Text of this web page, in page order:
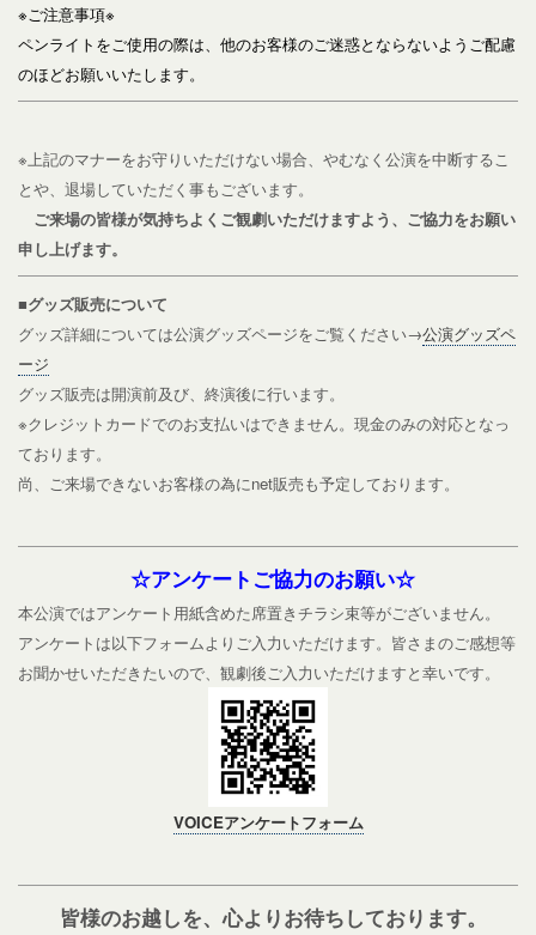
※ ご注意事項※
ペンライトをご使用の際は、他のお客様のご迷惑とならないようご配慮
のほどお願いいたします。
※上記のマナーをお守りいただけない場合、やむなく公演を中断するこ
とや、退場していただく事もございます。
ご来場の皆様が気持ちよくご観劇いただけますよう、ご協力をお願い
申し上げます。
■グッズ販売について
グッズ詳細については公演グッズページをご覧ください→公演グッズペ
ージ
グッズ販売は開演前及び、終演後に行います。
※クレジットカードでのお支払いはできません。現金のみの対応となっ
ております。
尚、ご来場できないお客様の為にnet販売も予定しております。
☆アンケートご協力のお願い☆
本公演ではアンケート用紙含めた席置きチラシ束等がございません。
アンケートは以下フォームよりご入力いただけます。皆さまのご感想等
お聞かせいただきたいので、観劇後ご入力いただけますと幸いです。
VOICEアンケートフォーム
皆様のお越しを、心よりお待ちしております。